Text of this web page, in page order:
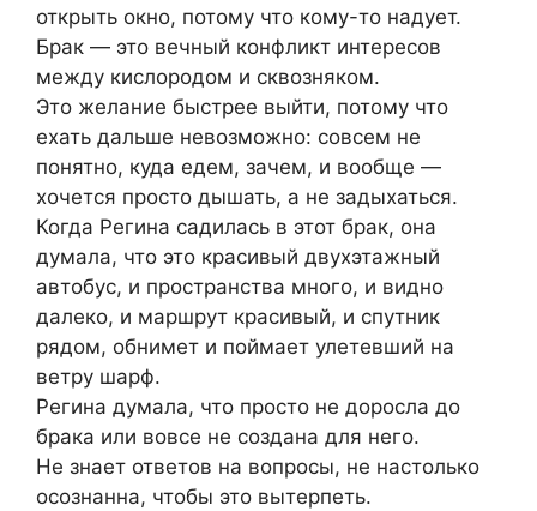
открыть окно, потому что кому-то надует.
Брак — это вечный конфликт интересов
между кислородом и сквозняком.
Это желание быстрее выйти, потому что
ехать дальше невозможно: совсем не
понятно, куда едем, зачем, и вообще —
хочется просто дышать, а не задыхаться.
Когда Регина садилась в этот брак, она
думала, что это красивый двухэтажный
автобус, и пространства много, и видно
далеко, и маршрут красивый, и спутник
рядом, обнимет и поймает улетевший на
ветру шарф.
Регина думала, что просто не доросла до
брака или вовсе не создана для него.
Не знает ответов на вопросы, не настолько
осознанна, чтобы это вытерпеть.